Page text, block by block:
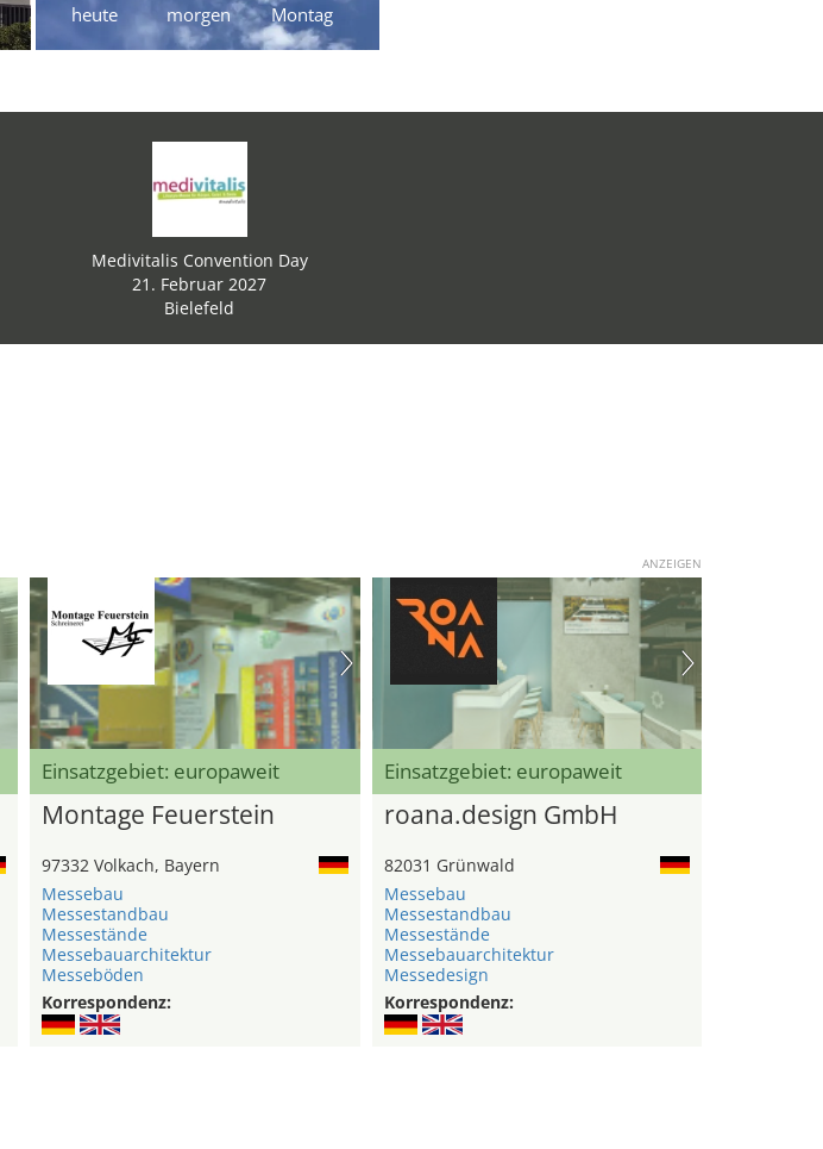
heute morgen Montag
Medivitalis Convention Day
21. Februar 2027
Bielefeld
ANZEIGEN
Einsatzgebiet: europaweit
Montage Feuerstein
97332 Volkach, Bayern
Messebau
Messestandbau
Messestände
Messebauarchitektur
Messeböden
Korrespondenz:
Einsatzgebiet: europaweit
roana.design GmbH
82031 Grünwald
Messebau
Messestandbau
Messestände
Messebauarchitektur
Messedesign
Korrespondenz: